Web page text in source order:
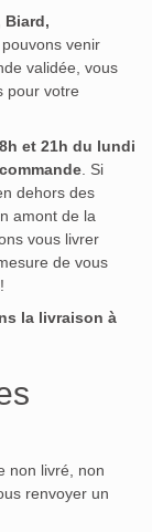
Biard,
pouvons venir
validée, vous
pour votre
et 21h du lundi
. Si
dehors des
amont de la
vous livrer
de vous
la livraison à
non livré, non
renvoyer un